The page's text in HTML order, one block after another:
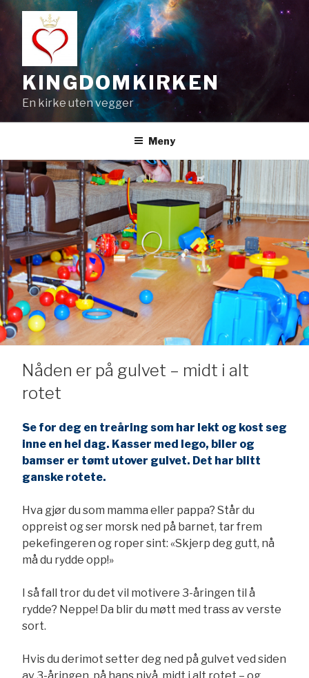
Gå
innhold
KINGDOMKIRKEN
En kirke uten vegger
Meny
Nåden er på gulvet – midt i alt
rotet
Se for deg en treåring som har lekt og kost seg
inne en hel dag. Kasser med lego, biler og
bamser er tømt utover gulvet. Det har blitt
ganske rotete.
Hva gjør du som mamma eller pappa? Står du
oppreist og ser morsk ned på barnet, tar frem
pekefingeren og roper sint: «Skjerp deg gutt, nå
må du rydde opp!»
I så fall tror du det vil motivere 3-åringen til å
rydde? Neppe! Da blir du møtt med trass av verste
sort.
Hvis du derimot setter deg ned på gulvet ved siden
av 3-åringen, på hans nivå, midt i alt rotet – og